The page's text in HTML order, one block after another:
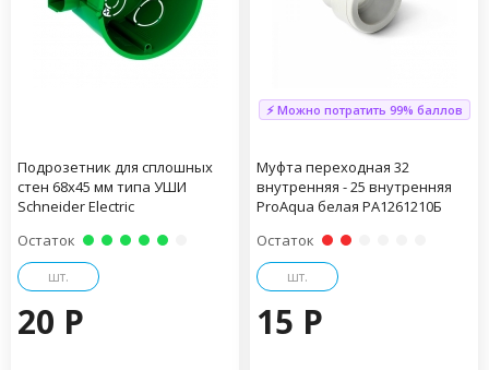
Подрозетник для сплошных
стен 68х45 мм типа УШИ
Schneider Electric
Остаток
шт.
20 P
⚡ Можно потратить 99% баллов
Муфта переходная 32
внутренняя - 25 внутренняя
ProAqua белая PA1261210Б
Остаток
шт.
15 P